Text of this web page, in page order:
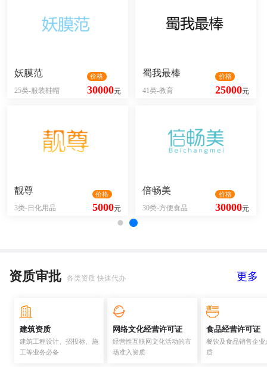
妖膜范
25类-服装鞋帽 30000元
价格 蜀我最棒
41类-教育 25000元
价格
靓尊
3类-日化用品 5000元
价格 倍畅美
30类-方便食品 30000元
价格
资质审批 各类资质 快速代办 更多
建筑资质
建筑工程设计、招投标、施
工等业务必备
网络文化经营许可证
经营性互联网文化活动的市
场准入资质
食品经营许可证
餐饮及食品销售企业
质